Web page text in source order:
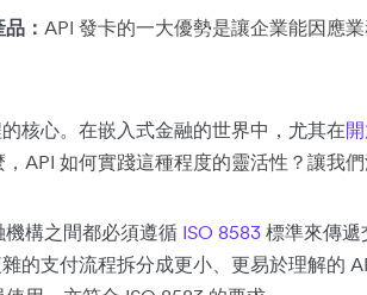
： API 發卡的一大優勢是讓企業能因應
核心。在嵌入式金融的世界中，尤其在
API 如何實踐這種程度的靈活性？讓我們
構之間都必須遵循 ISO 8583 標準來傳遞
的支付流程拆分成更小、更易於理解的